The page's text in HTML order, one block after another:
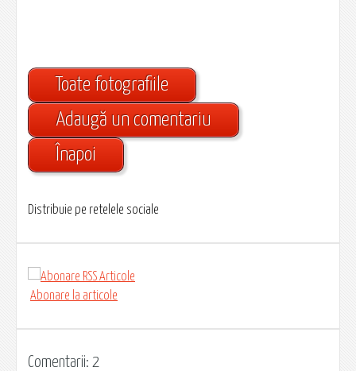
Toate fotografiile
Adaugă un comentariu
Înapoi
Distribuie pe retelele sociale
Abonare la articole
Comentarii: 2